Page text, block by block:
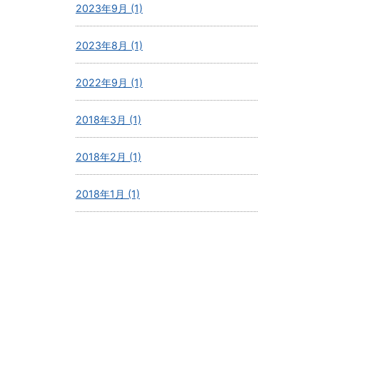
2023年9月 (1)
2023年8月 (1)
2022年9月 (1)
2018年3月 (1)
2018年2月 (1)
2018年1月 (1)